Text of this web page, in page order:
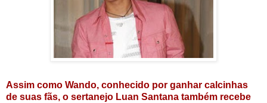
Assim como Wando, conhecido por ganhar calcinhas
de suas fãs, o sertanejo Luan Santana também recebe